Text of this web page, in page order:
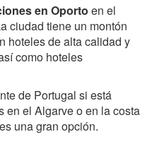
en Oporto en el
ciudad tiene un montón
hoteles de alta calidad y
como hoteles
de Portugal si está
en el Algarve o en la costa
es una gran opción.